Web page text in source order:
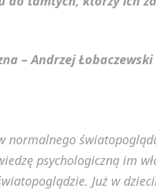
– Andrzej Łobaczewski
normalnego
psychologiczną im
Już w